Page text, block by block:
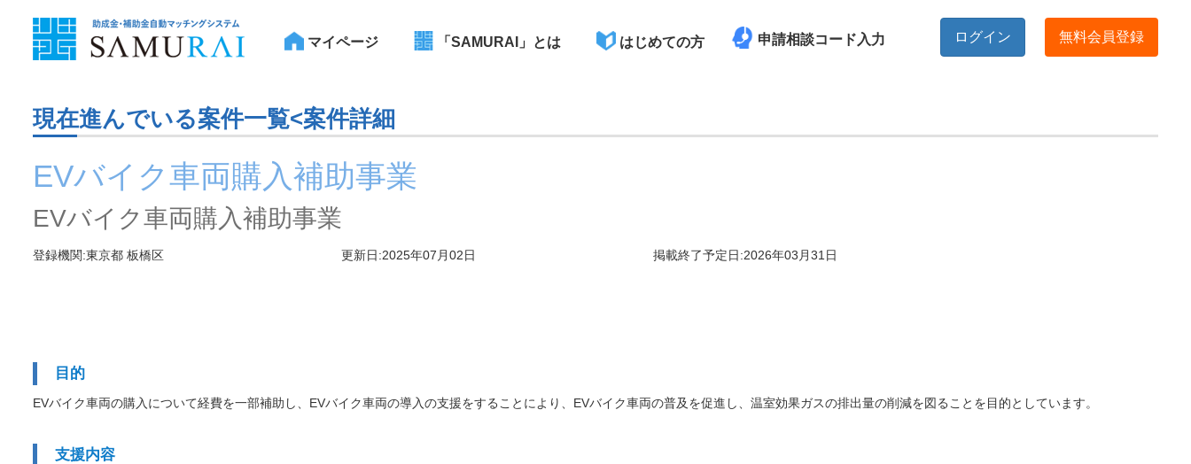
マイページ 「SAMURAI」とは はじめての方 申請相談コード入力 ログイン 無料会員登録
現在進んでいる案件一覧<案件詳細
EVバイク車両購入補助事業
EVバイク車両購入補助事業
登録機関:東京都 板橋区 更新日:2025年07月02日 掲載終了予定日:2026年03月31日
目的
EVバイク車両の購入について経費を一部補助し、EVバイク車両の導入の支援をすることにより、EVバイク車両の普及を促進し、温室効果ガスの排出量の削減を図ることを目的としています。
支援内容